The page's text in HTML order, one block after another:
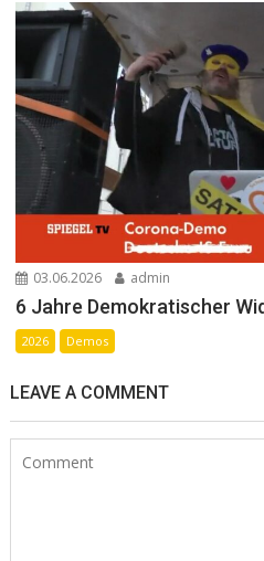
03.06.2026 admin
6 Jahre Demokratischer
2026 Demos
LEAVE A COMMENT